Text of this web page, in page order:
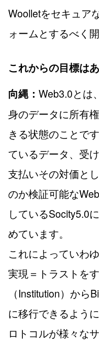
Woolletをセキュア
ォームとするべく
これからの目標は
向縄： Web3.0とは
身のデータに所有
きる状態のことで
ているデータ、受
支払いその対価と
のか検証可能な
しているSocity5.0
めています。
これによっていわ
実現＝トラストを
（Institution）か
に移行できるよう
ロトコルが様々な